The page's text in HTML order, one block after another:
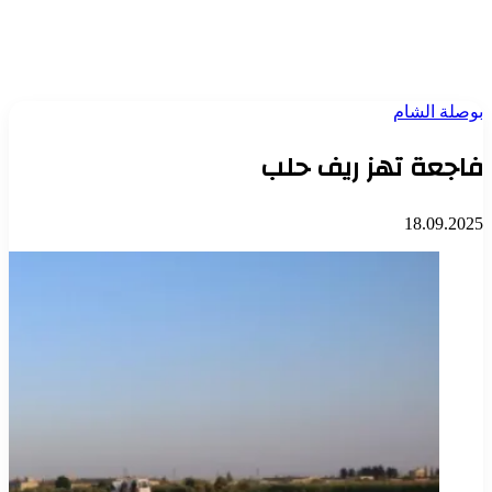
بوصلة الشام
فاجعة تهز ريف حلب
18.09.2025